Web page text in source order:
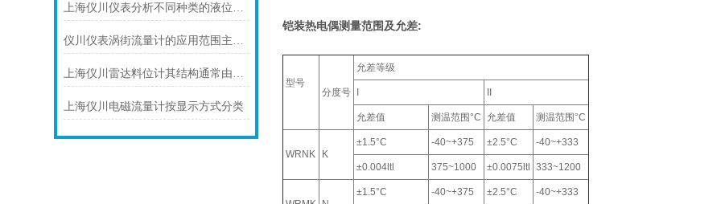
上海仪川仪表分析不同种类的液位变送器
仪川仪表涡街流量计的应用范围主要包括以下几个方面
上海仪川雷达料位计其结构通常由以下部分组成
上海仪川电磁流量计按显示方式分类
铠装热电偶测量范围及允差:
型号
分度号
允差等级
允差值 测温范围°C 允差值 测温范围°C
WRNK K
±1.5°C -40~+375 ±2.5°C -40~+333
±0.004ltl 375~1000 ±0.0075ltl 333~1200
±1.5°C -40~+375 ±2.5°C -40~+333